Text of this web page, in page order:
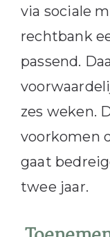
via sociale
rechtbank
passend.
zes weken.
voorkomen
gaat
twee jaar.